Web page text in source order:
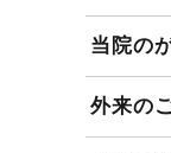
当院の
外来の